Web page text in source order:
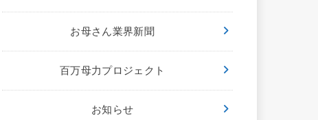
お母さん業界新聞
百万母力プロジェクト
お知らせ